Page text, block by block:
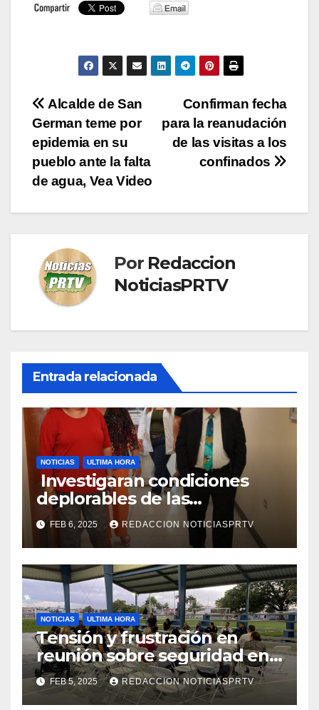
Navegación
de
entradas
Confirman fecha
para la reanudación
de las visitas a los
confinados
Alcalde de San
German teme por
epidemia en su
pueblo ante la falta
de agua, Vea Video
Por Redaccion
NoticiasPRTV
Entrada relacionada
NOTICIAS ULTIMA HORA
Investigaran condiciones
deplorables de las
facilidades el Departamento
de la Salud en Mayagüez
FEB 6, 2025 REDACCION NOTICIASPRTV
NOTICIAS ULTIMA HORA
Tensión y frustración en
reunión sobre seguridad en
Reparto Metropolitano
FEB 5, 2025 REDACCION NOTICIASPRTV